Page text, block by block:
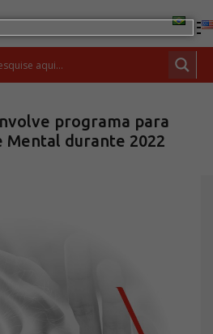
Ancoragem
programa para
Mental durante 2022